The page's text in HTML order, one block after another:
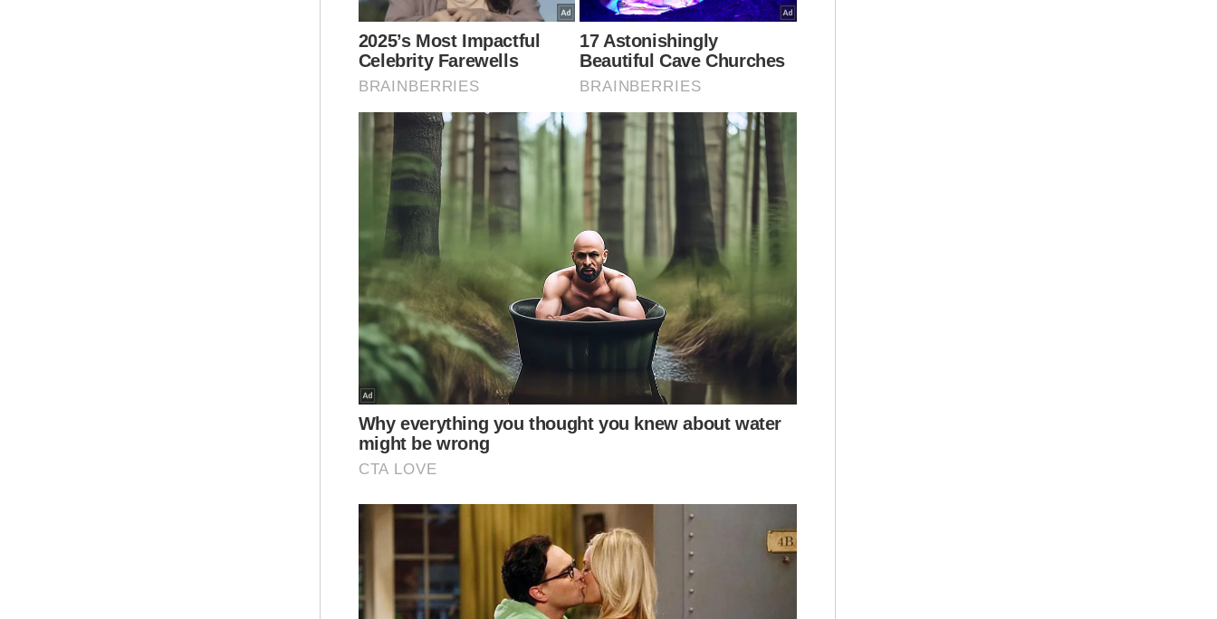
jangka panjang perlu diusahakan secara konsisten
termasuk pembangunan semula Gaza dalam aspek
pendidikan, kesihatan, infrastruktur selain
kepentingan gencatan senjata kekal serta senada
menyuarakannya di forum antarabangsa.
Ditanya mengenai status jambatan antara Melaka
dan Dumai di Riau, Ahmad Zahid berkata, kajian
kebolehlaksanaan projek itu perlu dilakukan
terlebih dahulu, termasuk pulangan pelaburan
serta potensinya merancakkan sektor
perdagangan, pelancongan dan mobiliti antara
Malaysia dan Indonesia, khususnya di sepanjang
Selat Melaka.
"Aspek teknikal, ekonomi, sosial dan alam sekitar
perlu dititikberatkan sebelum keputusan
seterusnya dibuat berhubung pembinaan jambatan
tersebut," jelasnya.
Artikel Berkaitan:
jenama Malaysia - Ahmad Zahid
Ahmad Zahid kesal kempen PRK Ayer Kuning terus
sentuh isu sensitif
Sistem kemasukan ke MRSM, SBP diselaras mulai
Januari tahun depan - Ahmad Zahid